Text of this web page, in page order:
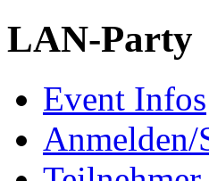
LAN-Party
Event Infos
Anmelden/